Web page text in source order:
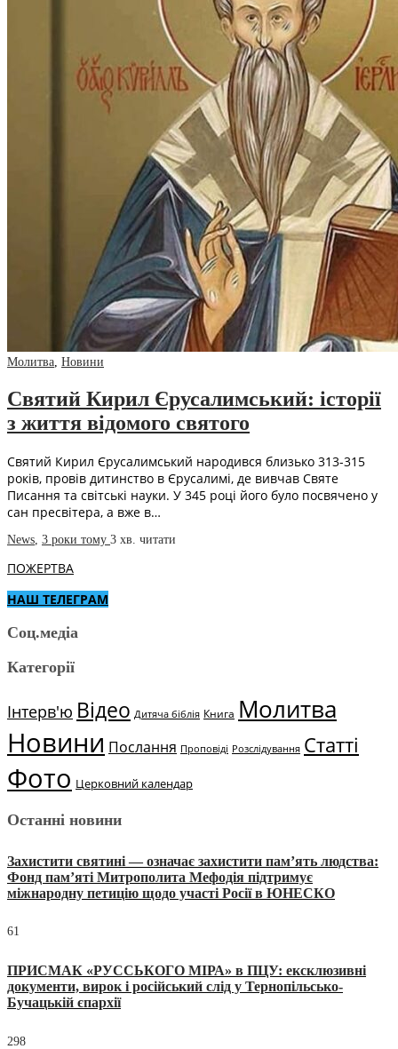
Молитва, Новини
Святий Кирил Єрусалимський: історії
з життя відомого святого
Святий Кирил Єрусалимський народився близько 313-315
років, провів дитинство в Єрусалимі, де вивчав Святе
Писання та світські науки. У 345 році його було посвячено у
сан пресвітера, а вже в…
News 3 роки тому 3 хв. читати
ПОЖЕРТВА
НАШ ТЕЛЕГРАМ
Соц.медіа
Категорії
Інтерв'ю Відео Дитяча біблія Книга Молитва
Новини Послання Проповіді Розслідування Статті
Фото Церковний календар
Останні новини
Захистити святині — означає захистити пам’ять людства:
Фонд пам’яті Митрополита Мефодія підтримує
міжнародну петицію щодо участі Росії в ЮНЕСКО
61
ПРИСМАК «РУССЬКОГО МІРА» в ПЦУ: ексклюзивні
документи, вирок і російський слід у Тернопільсько-
Бучацькій єпархії
298